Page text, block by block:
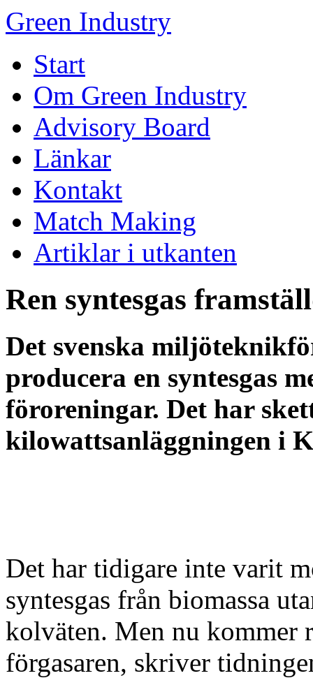
Green Industry
Start
Om Green Industry
Advisory Board
Länkar
Kontakt
Match Making
Artiklar i utkanten
Ren syntesgas
Det svenska
producera en syntesgas
föroreningar. Det har
kilowattsanläggningen i
Det har tidigare inte varit
syntesgas från biomassa
kolväten. Men nu kommer
förgasaren, skriver